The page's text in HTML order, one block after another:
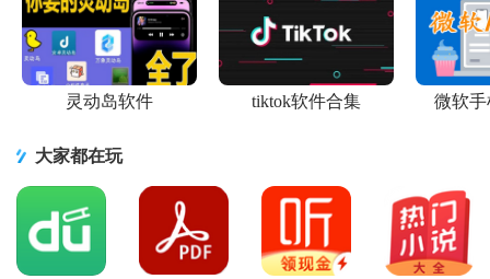
灵动岛软件 tiktok软件合集 微软手
大家都在玩